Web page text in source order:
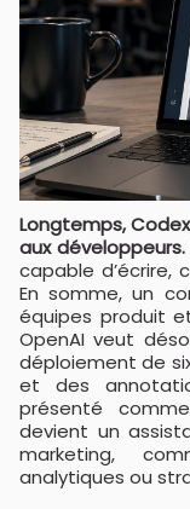
Longtemps, Codex a été perçu comme un outil réservé
aux développeurs.
capable d’écrire,
En somme, un
équipes produit
OpenAI veut
déploiement de
et des
présenté
devient un
marketing,
analytiques ou